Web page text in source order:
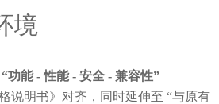
境
功能 - 性能 - 安全 - 兼容性”
说明书》对齐，同时延伸至 “与原有